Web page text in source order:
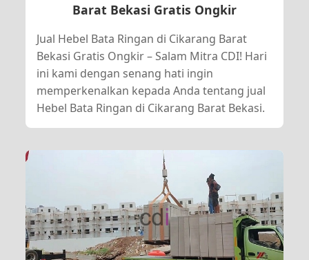
Barat Bekasi Gratis Ongkir
Jual Hebel Bata Ringan di Cikarang Barat
Bekasi Gratis Ongkir – Salam Mitra CDI! Hari
ini kami dengan senang hati ingin
memperkenalkan kepada Anda tentang jual
Hebel Bata Ringan di Cikarang Barat Bekasi.